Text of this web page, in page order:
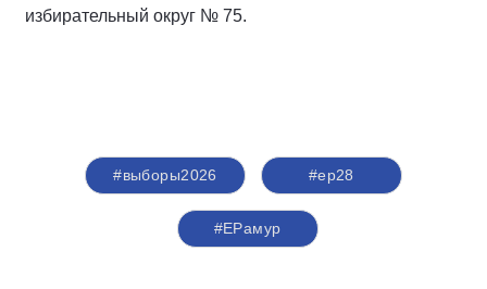
избирательный округ № 75.
#выборы2026 #ер28
#ЕРамур